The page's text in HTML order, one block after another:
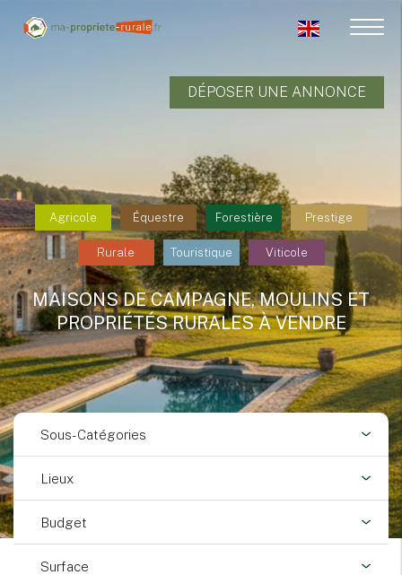
DÉPOSER UNE ANNONCE
Agricole Équestre Forestière Prestige
Rurale Touristique Viticole
MAISONS DE CAMPAGNE, MOULINS ET
PROPRIÉTÉS RURALES À VENDRE
Sous-Catégories
Lieux
Budget
Surface